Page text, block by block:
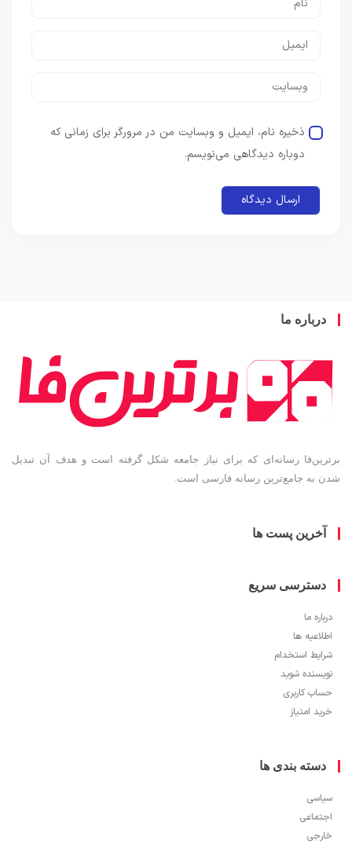
ذخیره نام، ایمیل و وبسایت من در مرورگر برای زمانی که
دوباره دیدگاهی می‌نویسم.
ما
رسانه‌ای که برای نیاز جامعه شکل گرفته است و هدف آن تبدیل
جامع‌ترین رسانه فارسی است.
پست ها
سریع
ها
استخدام
شوید
کاربری
امتیاز
بندی ها